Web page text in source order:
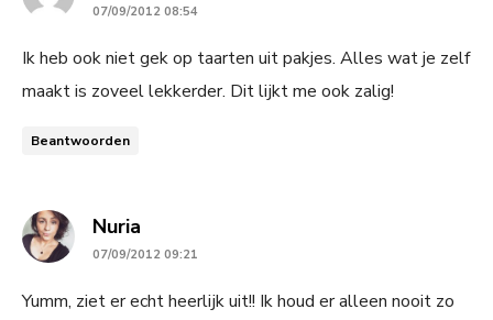
07/09/2012 08:54
Ik heb ook niet gek op taarten uit pakjes. Alles wat je zelf
maakt is zoveel lekkerder. Dit lijkt me ook zalig!
Beantwoorden
Nuria
07/09/2012 09:21
Yumm, ziet er echt heerlijk uit!! Ik houd er alleen nooit zo